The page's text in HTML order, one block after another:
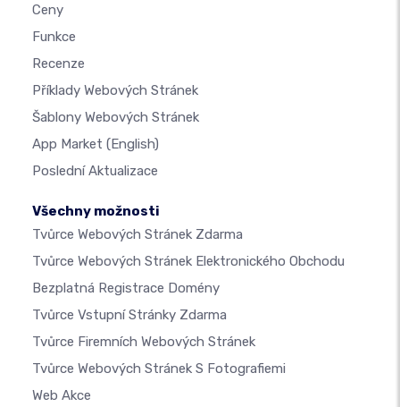
Ceny
Funkce
Recenze
Příklady Webových Stránek
Šablony Webových Stránek
App Market (English)
Poslední Aktualizace
Všechny možnosti
Tvůrce Webových Stránek Zdarma
Tvůrce Webových Stránek Elektronického Obchodu
Bezplatná Registrace Domény
Tvůrce Vstupní Stránky Zdarma
Tvůrce Firemních Webových Stránek
Tvůrce Webových Stránek S Fotografiemi
Web Akce